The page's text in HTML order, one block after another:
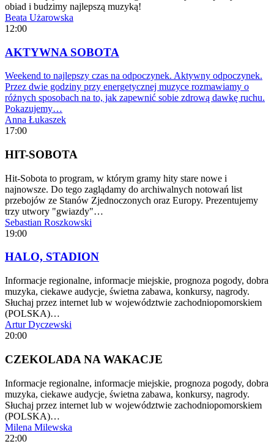
obiad i budzimy najlepszą muzyką!
Beata Użarowska
12:00
AKTYWNA SOBOTA
Weekend to najlepszy czas na odpoczynek. Aktywny odpoczynek.
Przez dwie godziny przy energetycznej muzyce rozmawiamy o
różnych sposobach na to, jak zapewnić sobie zdrową dawkę ruchu.
Pokazujemy…
Anna Łukaszek
17:00
HIT-SOBOTA
Hit-Sobota to program, w którym gramy hity stare nowe i
najnowsze. Do tego zaglądamy do archiwalnych notowań list
przebojów ze Stanów Zjednoczonych oraz Europy. Prezentujemy
trzy utwory "gwiazdy"…
Sebastian Roszkowski
19:00
HALO, STADION
Informacje regionalne, informacje miejskie, prognoza pogody, dobra
muzyka, ciekawe audycje, świetna zabawa, konkursy, nagrody.
Słuchaj przez internet lub w województwie zachodniopomorskiem
(POLSKA)…
Artur Dyczewski
20:00
CZEKOLADA NA WAKACJE
Informacje regionalne, informacje miejskie, prognoza pogody, dobra
muzyka, ciekawe audycje, świetna zabawa, konkursy, nagrody.
Słuchaj przez internet lub w województwie zachodniopomorskiem
(POLSKA)…
Milena Milewska
22:00